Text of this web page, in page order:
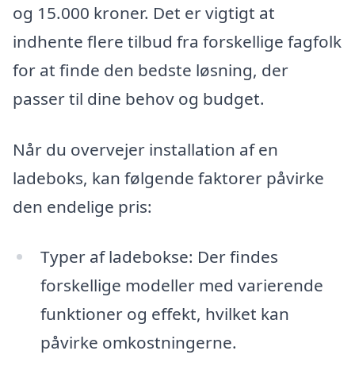
og 15.000 kroner. Det er vigtigt at
indhente flere tilbud fra forskellige fagfolk
for at finde den bedste løsning, der
passer til dine behov og budget.
Når du overvejer installation af en
ladeboks, kan følgende faktorer påvirke
den endelige pris:
Typer af ladebokse: Der findes
forskellige modeller med varierende
funktioner og effekt, hvilket kan
påvirke omkostningerne.